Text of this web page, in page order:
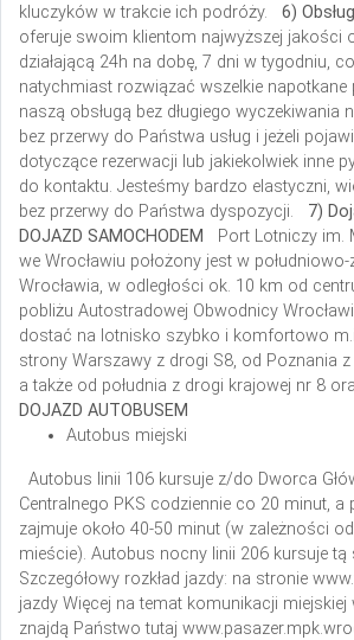
kluczyków w trakcie ich podróży.
6)
oferuje swoim klientom najwyższej jakości
działającą 24h na dobę, 7 dni w tygodniu,
natychmiast rozwiązać wszelkie napotkane
naszą obsługą bez długiego wyczekiwania
bez przerwy do Państwa usług i jeżeli
dotyczące rezerwacji lub jakiekolwiek inne
do kontaktu. Jesteśmy bardzo elastyczni,
bez przerwy do Państwa dyspozycji.
7)
DOJAZD SAMOCHODEM
Port Lotniczy im.
we Wrocławiu położony jest w
Wrocławia, w odległości ok. 10 km od
pobliżu Autostradowej Obwodnicy
dostać na lotnisko szybko i komfortowo
strony Warszawy z drogi S8, od Poznania
a także od południa z drogi krajowej nr 8
DOJAZD AUTOBUSEM
Autobus miejski
Autobus linii 106 kursuje z/do Dworca
Centralnego PKS codziennie co 20 minut, a
zajmuje około 40-50 minut (w zależności
mieście). Autobus nocny linii 206 kursuje tą
Szczegółowy rozkład jazdy: na stronie
jazdy Więcej na temat komunikacji miejskiej
znajdą Państwo tutaj